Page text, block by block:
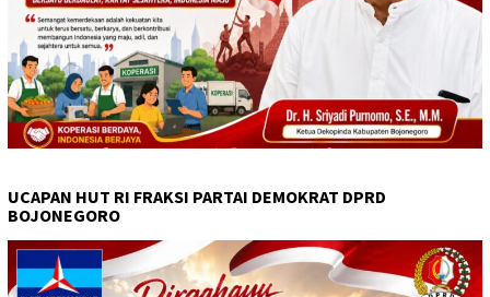
UCAPAN HUT RI FRAKSI PARTAI DEMOKRAT DPRD
BOJONEGORO